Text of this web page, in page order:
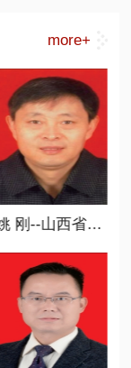
more+
姚 刚--山西省商业联合会常务副会长